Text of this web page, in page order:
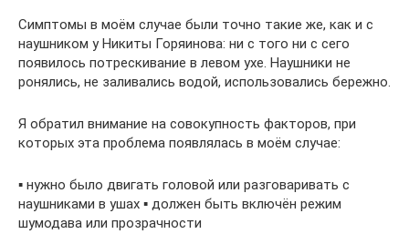
Симптомы в моём случае были точно такие же, как и с
наушником у Никиты Горяинова: ни с того ни с сего
появилось потрескивание в левом ухе. Наушники не
ронялись, не заливались водой, использовались бережно.
Я обратил внимание на совокупность факторов, при
которых эта проблема появлялась в моём случае:
▪︎ нужно было двигать головой или разговаривать с
наушниками в ушах ▪︎ должен быть включён режим
шумодава или прозрачности